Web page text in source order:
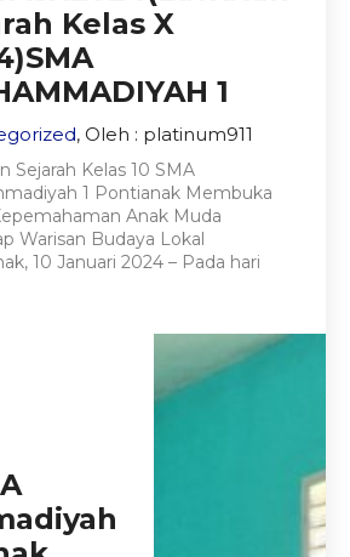
Kelas X
1
, Oleh : platinum911
Sejarah Kelas 10 SMA
1 Pontianak Membuka
Anak Muda
Warisan Budaya Lokal
10 Januari 2024 – Pada hari